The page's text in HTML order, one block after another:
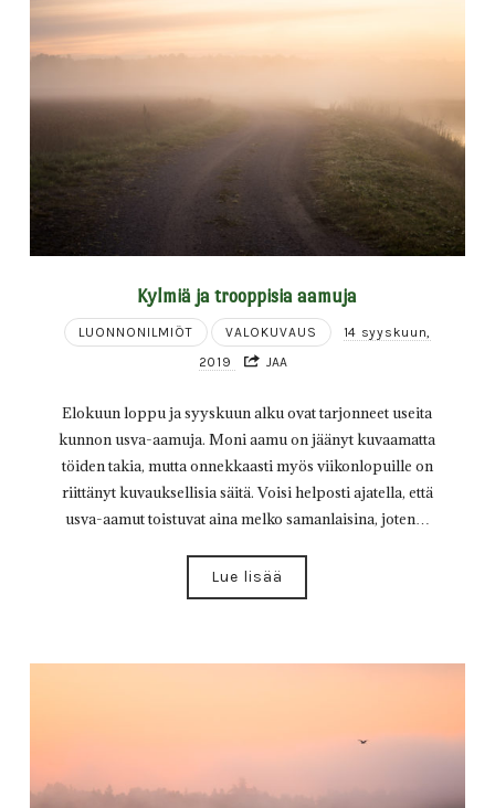
Kylmiä ja trooppisia aamuja
LUONNONILMIÖT VALOKUVAUS
14 syyskuun,
2019
JAA
Elokuun loppu ja syyskuun alku ovat tarjonneet useita
kunnon usva-aamuja. Moni aamu on jäänyt kuvaamatta
töiden takia, mutta onnekkaasti myös viikonlopuille on
riittänyt kuvauksellisia säitä. Voisi helposti ajatella, että
usva-aamut toistuvat aina melko samanlaisina, joten…
Lue lisää